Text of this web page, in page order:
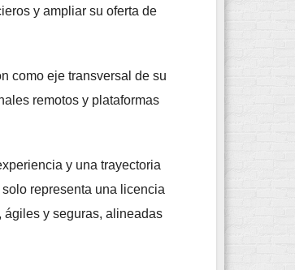
y ampliar su oferta de
como eje transversal de su
remotos y plataformas
y una trayectoria
representa una licencia
ágiles y seguras, alineadas